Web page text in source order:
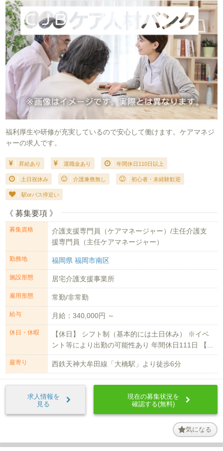
福利厚生や研修が充実しているので安心して働けます。ケアマネジ
ャーの求人です。
昇給あり 退職金あり 年間休日110日以上
土日祝休み 介護兼務無し 初心者・未経験歓迎
駅orバス停近い
《 募集要項 》
募集資格
介護支援専門員（ケアマネージャー）/主任介護支
援専門員（主任ケアマネージャー）
勤務地 福岡県 福岡市南区
施設形態 居宅介護支援事業所
雇用形態 常勤/非常勤
給与 月給：340,000円 ～
休日・休暇
【休日】 シフト制（基本的には土日休み） ※イベ
ント等により出勤の可能性あり 年間休日111日 【...
最寄り 西鉄天神大牟田線「大橋駅」より徒歩6分
求人情報を
見る
現在の募集状況を
確認する(無料)
気になる